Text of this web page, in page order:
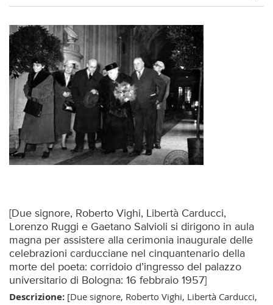
[Due signore, Roberto Vighi, Libertà Carducci,
Lorenzo Ruggi e Gaetano Salvioli si dirigono in aula
magna per assistere alla cerimonia inaugurale delle
celebrazioni carducciane nel cinquantenario della
morte del poeta: corridoio d’ingresso del palazzo
universitario di Bologna: 16 febbraio 1957]
Descrizione:[Due signore, Roberto Vighi, Libertà Carducci,